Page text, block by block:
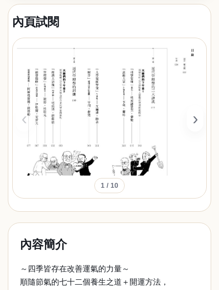
內頁試閱
‹ ›
1 / 10
內容簡介
～四季皆存在改善運氣的力量～
順隨節氣的七十二個養生之道＋開運方法，